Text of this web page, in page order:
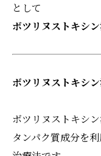
として
ボツリヌストキシ
ボツリヌストキシ
ボツリヌストキシ
タンパク質成分を